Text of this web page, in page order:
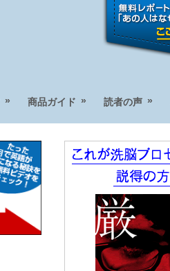
» 商品ガイド » 読者の声 »